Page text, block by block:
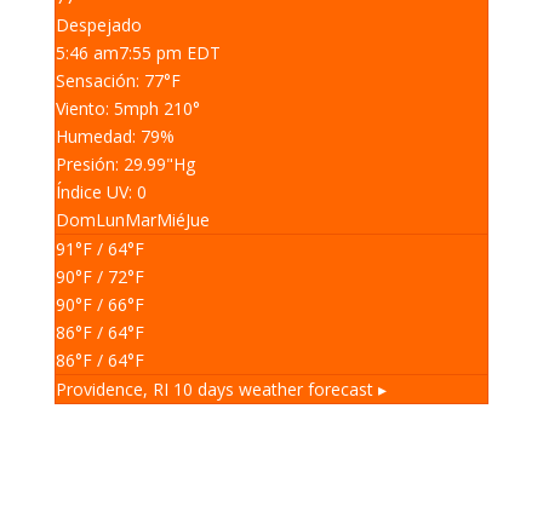
Despejado
5:46 am7:55 pm EDT
Sensación: 77°F
Viento: 5mph 210°
Humedad: 79%
Presión: 29.99"Hg
Índice UV: 0
DomLunMarMiéJue
91°F/ 64°F
90°F/ 72°F
90°F/ 66°F
86°F/ 64°F
86°F/ 64°F
Providence, RI 10 days weather forecast ▸